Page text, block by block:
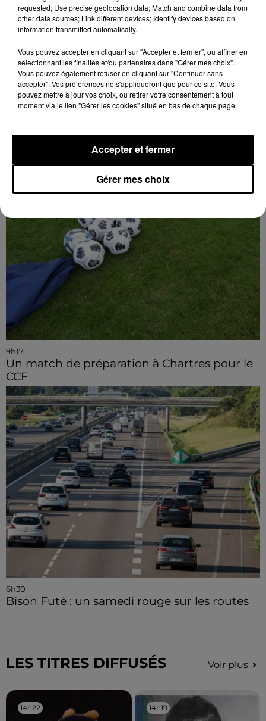
SNCF Réseau
9h17
Un match de préparation à Chartres pour le
CCF
6h30
Bison Futé : un samedi rouge sur les routes
LES TITRES DIFFUSÉS Voir plus
14h22
14h22 14h19
14h19
requested; Use precise geolocation data; Match and combine data from
other data sources; Link different devices; Identify devices based on
information transmitted automatically.
Vous pouvez accepter en cliquant sur "Accepter et fermer", ou affiner en
sélectionnant les finalités et/ou partenaires dans "Gérer mes choix".
Vous pouvez également refuser en cliquant sur "Continuer sans
accepter". Vos préférences ne s'appliqueront que pour ce site. Vous
pouvez mettre à jour vos choix, ou retirer votre consentement à tout
moment via le lien "Gérer les cookies" situé en bas de chaque page.
Gérer mes choix
Accepter et fermer